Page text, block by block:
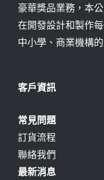
豪華獎品業務，本
在開發設計和製作
中小學、商業機構
客戶資訊
常見問題
訂貨流程
聯絡我們
最新消息